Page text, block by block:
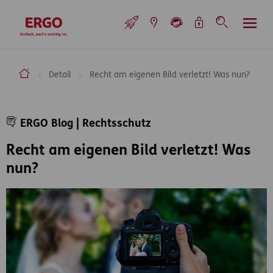
zur Startseite
ERGO Versicherung Aktiengesellschaft
Detail Recht am eigenen Bild verletzt! Was nun?
Recht am eigenen Bild verletzt! Was
nun?
ERGO Blog | Rechtsschutz